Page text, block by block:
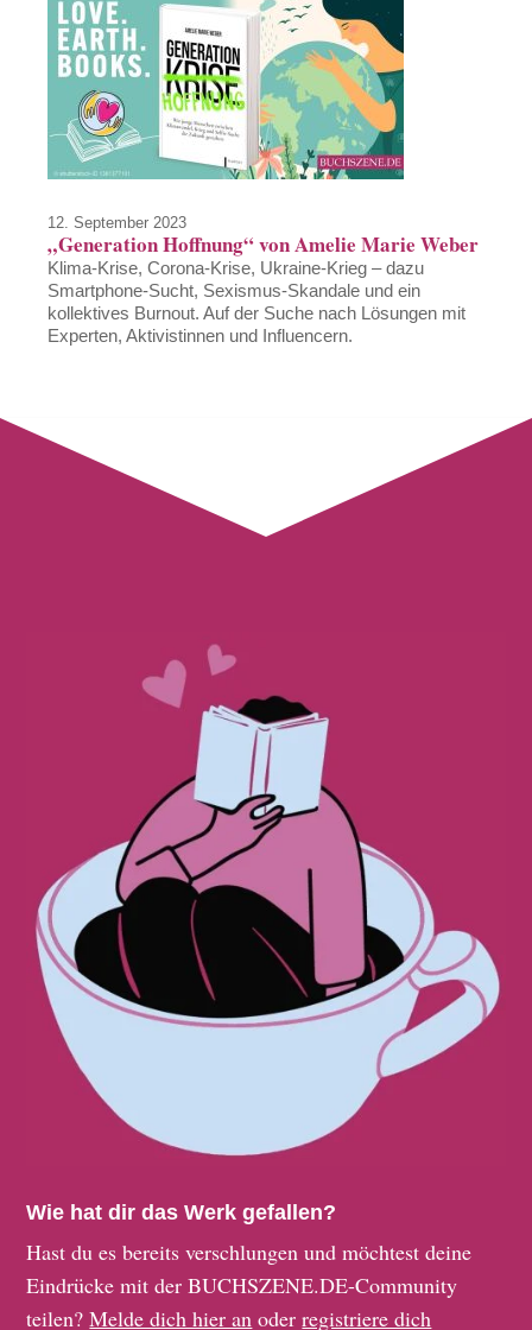
12. September 2023
„Generation Hoffnung“ von Amelie Marie Weber
Klima-Krise, Corona-Krise, Ukraine-Krieg – dazu
Smartphone-Sucht, Sexismus-Skandale und ein
kollektives Burnout. Auf der Suche nach Lösungen mit
Experten, Aktivistinnen und Influencern.
Wie hat dir das Werk gefallen?
Hast du es bereits verschlungen und möchtest deine
Eindrücke mit der BUCHSZENE.DE-Community
teilen?Melde dich hier an oderregistriere dich